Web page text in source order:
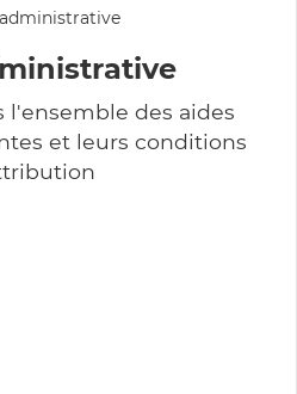
l'ensemble des aides
et leurs conditions